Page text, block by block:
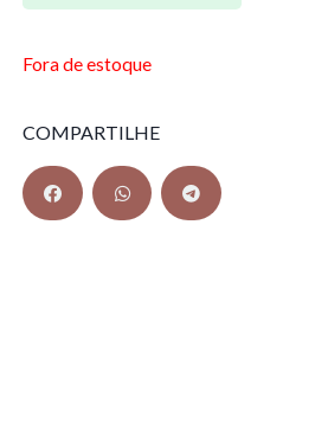
Fora de estoque
COMPARTILHE